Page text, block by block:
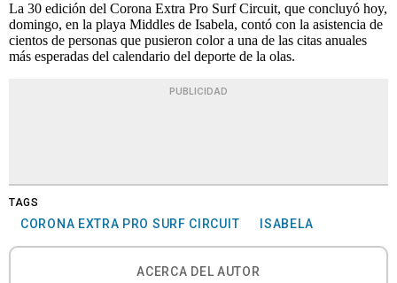
La 30 edición del Corona Extra Pro Surf Circuit, que concluyó hoy,
domingo, en la playa Middles de Isabela, contó con la asistencia de
cientos de personas que pusieron color a una de las citas anuales
más esperadas del calendario del deporte de la olas.
PUBLICIDAD
TAGS
CORONA EXTRA PRO SURF CIRCUIT ISABELA
ACERCA DEL AUTOR